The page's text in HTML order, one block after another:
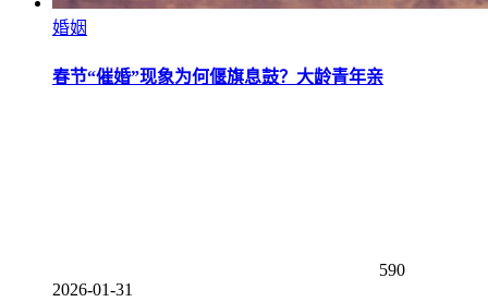
婚姻
春节“催婚”现象为何偃旗息鼓？大龄青年亲
590
2026-01-31